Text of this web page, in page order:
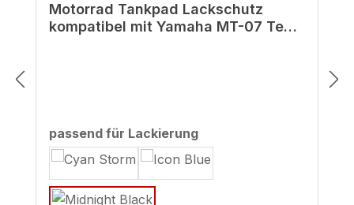
Motorrad Tankpad Lackschutz
kompatibel mit Yamaha MT-07 Tech
passend für Lackierungauswählen